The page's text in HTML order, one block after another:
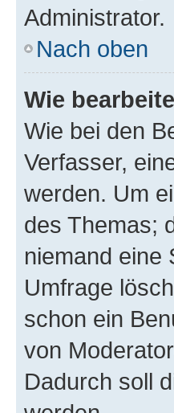
Administrator.
Nach oben
Wie
Wie bei den
Verfasser,
werden. Um
des Themas;
niemand eine
Umfrage
schon ein
von
Dadurch soll